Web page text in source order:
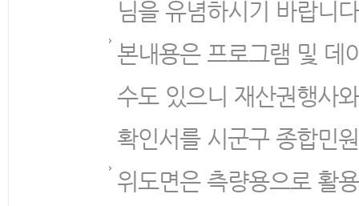
님을 유념하시기 바랍니
본내용은 프로그램 및 데
수도 있으니 재산권행사
확인서를 시군구 종합민
위도면은 측량용으로 활